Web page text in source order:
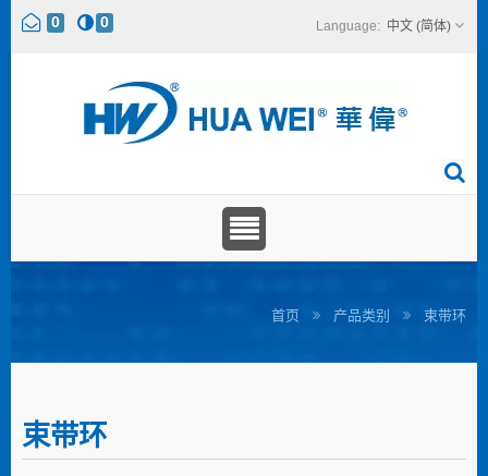
0 0 中文 (简体)
首页 产品类别 束带环
束带环